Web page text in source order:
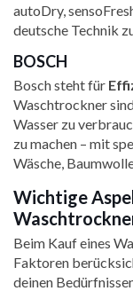
autoDry,
deutsche Technik
BOSCH
Bosch steht für
Waschtrockner
Wasser zu
zu machen – mit
Wäsche,
Wichtige
Beim Kauf eines
Faktoren
deinen